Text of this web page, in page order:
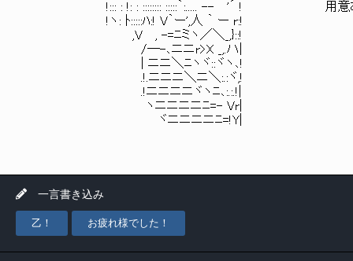
!::: : !: : :::::::: :::::｀:..... -- '´ ! 用意さ
!ヽ: ﾄ:::::ﾊ:! V｀ー',人 ｀ ー r:!
,V , -=ﾆミヽ／＼_,}::!
/―-､ニニr>X _,.ハ|
| ニニ＼ﾆヽヾ::ヾヽ､!
.!.ニニニ＼ニ＼:.:ヾ,!
.!ニニニニヾヽﾆ､:.:.!|
ヽニニニニﾆ=- Vr|
ヾニニニニﾆ=!Y|
一言書き込み
乙！ お疲れ様でした！